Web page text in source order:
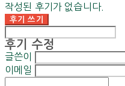
작성된 후기가 없습니다.
후기 쓰기
후기 수정
글쓴이
이메일